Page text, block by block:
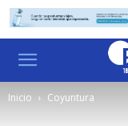
Inicio Coyuntura